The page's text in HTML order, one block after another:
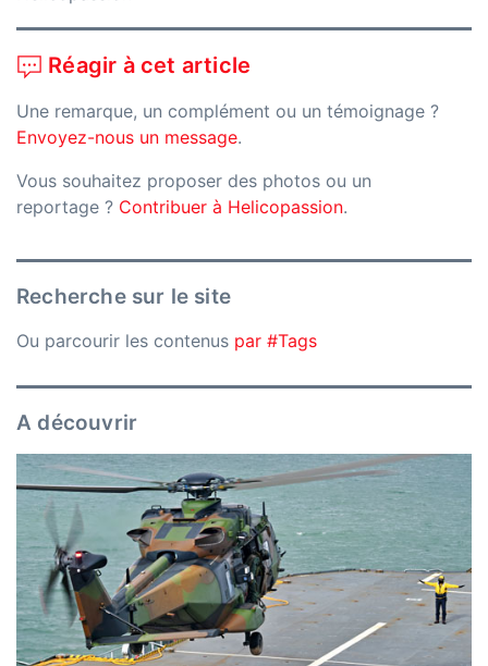
Réagir à cet article
Une remarque, un complément ou un témoignage ?
Envoyez-nous un message.
Vous souhaitez proposer des photos ou un
reportage ? Contribuer à Helicopassion.
Recherche sur le site
Ou parcourir les contenus par #Tags
A découvrir